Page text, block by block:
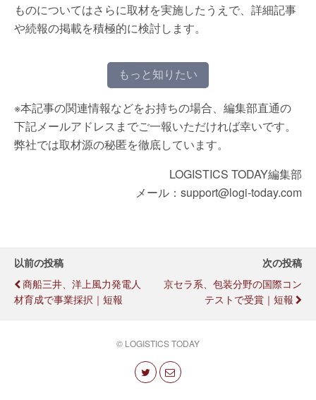
ものについてはさらに取材を実施したうえで、詳細記事
や続報の掲載を積極的に検討します。
もっと知りたい
※本記事の関連情報などをお持ちの場合、編集部直通の
下記メールアドレスまでご一報いただければ幸いです。
弊社では取材源の秘匿を徹底しています。
LOGISTICS TODAY編集部
メール：support@logi-today.com
以前の投稿
商船三井、洋上風力発電人
材育成で事業採択｜短報
次の投稿
京セラ系、包装分野の国際コン
テストで受賞｜短報
© LOGISTICS TODAY